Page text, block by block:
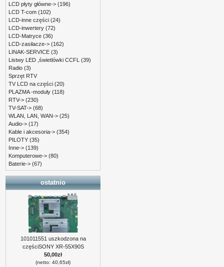
LCD płyty główne-> (196)
LCD T-com (102)
LCD-inne części (24)
LCD-inwertery (72)
LCD-Matryce (36)
LCD-zasilacze-> (162)
LINAK-SERVICE (3)
Listwy LED ,świetlówki CCFL
(39)
Radio (3)
Sprzęt RTV
TV LCD na części (20)
PLAZMA -moduły (118)
RTV-> (230)
TV-SAT-> (68)
WLAN, LAN, WAN-> (25)
Audio-> (17)
Kable i akcesoria-> (354)
PILOTY (35)
Inne-> (139)
Komputerowe-> (80)
Baterie-> (67)
ostatnio
101011551 uszkodzona na
częściSONY XR-55X90S
50,00zł
(netto: 40,65zł)